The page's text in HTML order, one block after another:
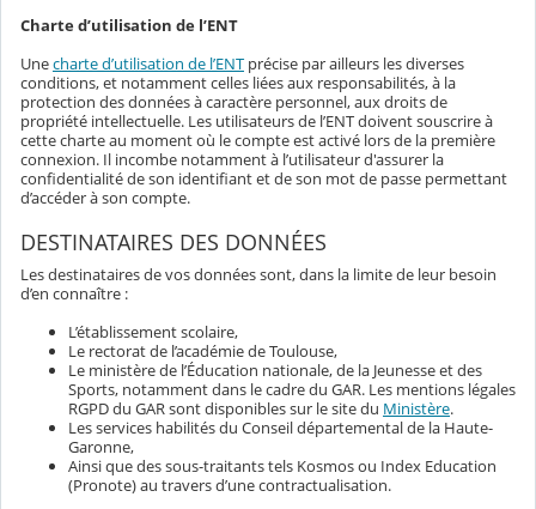
Charte d’utilisation de l’ENT
Unecharte d’utilisation de l’ENT précise par ailleurs les diverses
conditions, et notamment celles liées aux responsabilités, à la
protection des données à caractère personnel, aux droits de
propriété intellectuelle. Les utilisateurs de l’ENT doivent souscrire à
cette charte au moment où le compte est activé lors de la première
connexion. Il incombe notamment à l’utilisateur d'assurer la
confidentialité de son identifiant et de son mot de passe permettant
d’accéder à son compte.
DESTINATAIRES DES DONNÉES
Les destinataires de vos données sont, dans la limite de leur besoin
d’en connaître :
L’établissement scolaire,
Le rectorat de l’académie de Toulouse,
Le ministère de l’Éducation nationale, de la Jeunesse et des
Sports, notamment dans le cadre du GAR. Les mentions légales
RGPD du GAR sont disponibles sur le site du Ministère.
Les services habilités du Conseil départemental de la Haute-
Garonne,
Ainsi que des sous-traitants tels Kosmos ou Index Education
(Pronote) au travers d’une contractualisation.